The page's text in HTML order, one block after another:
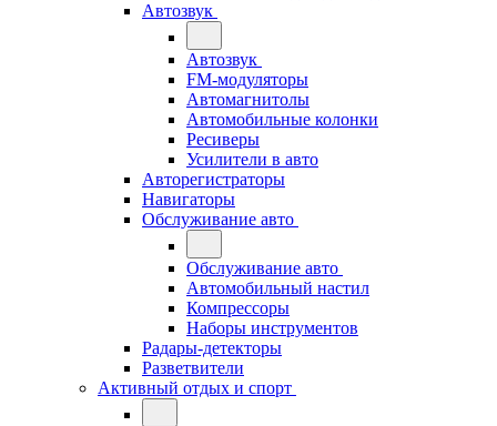
Автозвук
Автозвук
FM-модуляторы
Автомагнитолы
Автомобильные колонки
Ресиверы
Усилители в авто
Авторегистраторы
Навигаторы
Обслуживание авто
Обслуживание авто
Автомобильный настил
Компрессоры
Наборы инструментов
Радары-детекторы
Разветвители
Активный отдых и спорт